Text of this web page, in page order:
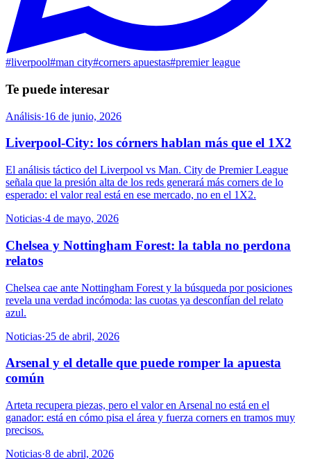
#liverpool#man city#corners apuestas#premier league
Te puede interesar
Análisis·16 de junio, 2026
Liverpool-City: los córners hablan más que el 1X2
El análisis táctico del Liverpool vs Man. City de Premier League
señala que la presión alta de los reds generará más corners de lo
esperado: el valor real está en ese mercado, no en el 1X2.
Noticias·4 de mayo, 2026
Chelsea y Nottingham Forest: la tabla no perdona
relatos
Chelsea cae ante Nottingham Forest y la búsqueda por posiciones
revela una verdad incómoda: las cuotas ya desconfían del relato
azul.
Noticias·25 de abril, 2026
Arsenal y el detalle que puede romper la apuesta
común
Arteta recupera piezas, pero el valor en Arsenal no está en el
ganador: está en cómo pisa el área y fuerza corners en tramos muy
precisos.
Noticias·8 de abril, 2026